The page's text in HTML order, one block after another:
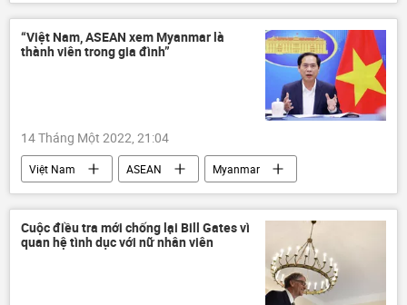
tang lễ
“Việt Nam, ASEAN xem Myanmar là
thành viên trong gia đình”
14 Tháng Một 2022, 21:04
Việt Nam ASEAN
Myanmar
Chính trị
Bùi Thanh Sơn
Liên Hợp Quốc
Cuộc điều tra mới chống lại Bill Gates vì
quan hệ tình dục với nữ nhân viên